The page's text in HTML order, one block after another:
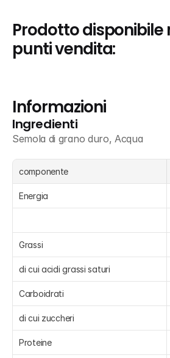
Prodotto disponibile
punti vendita:
Informazioni
Ingredienti
Semola di grano duro, Acqua
componente
Energia
Grassi
di cui acidi grassi saturi
Carboidrati
di cui zuccheri
Proteine